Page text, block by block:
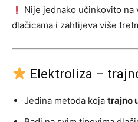
Nije jednako učinkovito
dlačicama i zahtijeva više
Elektroliza –
Jedina metoda koja trajno